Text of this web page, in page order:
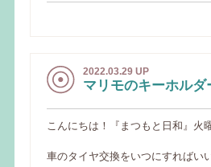
2022.03.29 UP
マリモのキーホルダ
こんにちは！『まつもと日和』火
車のタイヤ交換をいつにすればい